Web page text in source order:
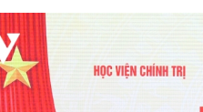
Vũ khí